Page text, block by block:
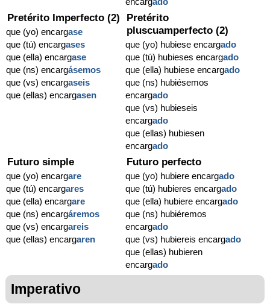
Pretérito Imperfecto (2)
que (yo) encargase
que (tú) encargases
que (ella) encargase
que (ns) encargásemos
que (vs) encargaseis
que (ellas) encargasen
Pretérito
pluscuamperfecto (2)
que (yo) hubiese encargado
que (tú) hubieses encargado
que (ella) hubiese encargado
que (ns) hubiésemos
encargado
que (vs) hubieseis
encargado
que (ellas) hubiesen
encargado
Futuro simple
que (yo) encargare
que (tú) encargares
que (ella) encargare
que (ns) encargáremos
que (vs) encargareis
que (ellas) encargaren
Futuro perfecto
que (yo) hubiere encargado
que (tú) hubieres encargado
que (ella) hubiere encargado
que (ns) hubiéremos
encargado
que (vs) hubiereis encargado
que (ellas) hubieren
encargado
Imperativo